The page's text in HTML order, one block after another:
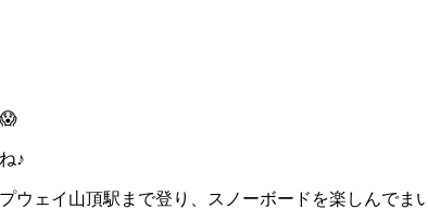
♪
ェイ山頂駅まで登り、スノーボードを楽しんでま